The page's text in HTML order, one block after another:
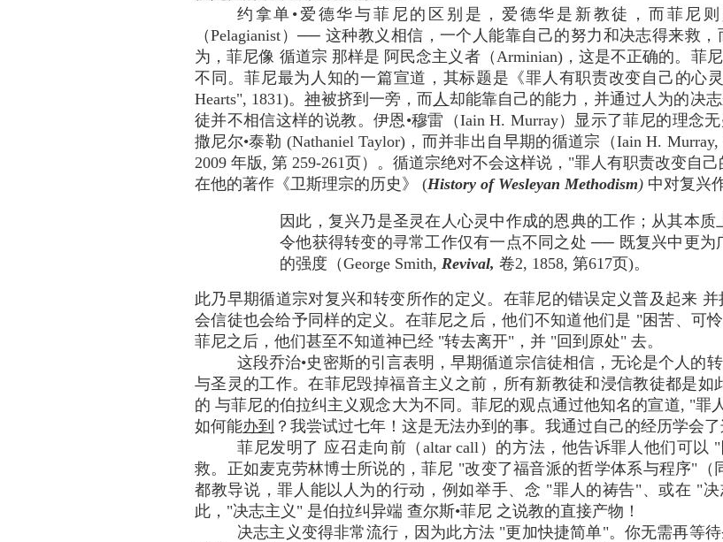
约拿单•爱德华与菲尼的区别是，爱德华是新教徒，而菲尼
（Pelagianist）── 这种教义相信，一个人能靠自己的努力和决志得来救
为，菲尼像 循道宗 那样是 阿民念主义者（Arminian)，这是不正确的。菲
不同。菲尼最为人知的一篇宣道，其标题是《罪人有职责改变自己的心灵
Hearts", 1831)。神被挤到一旁，而 人 却能靠自己的能力，并通过人为的决
徒并不相信这样的说教。伊恩•穆雷（Iain H. Murray）显示了菲尼的理念
撒尼尔•泰勒 (Nathaniel Taylor)，而并非出自早期的循道宗（Iain H. Murray,
2009 年版, 第 259-261页）。循道宗绝对不会这样说，"罪人有职责改变自己
在他的著作《卫斯理宗的历史》 (History of Wesleyan Methodism) 中对复兴
因此，复兴乃是圣灵在人心灵中作成的恩典的工作；从其本
令他获得转变的寻常工作仅有一点不同之处 ── 既复兴中更为
的强度（George Smith, Revival, 卷2, 1858, 第617页)。
此乃早期循道宗对复兴和转变所作的定义。在菲尼的错误定义普及起来
会信徒也会给予同样的定义。在菲尼之后，他们不知道他们是 "困苦、可
菲尼之后，他们甚至不知道神已经 "转去离开"，并 "回到原处" 去。
这段乔治•史密斯的引言表明，早期循道宗信徒相信，无论是个人的
与圣灵的工作。在菲尼毁掉福音主义之前，所有新教徒和浸信教徒都是
的 与菲尼的伯拉纠主义观念大为不同。菲尼的观点通过他知名的宣道, "罪
如何能办到 ？我尝试过七年！这是无法办到的事。我通过自己的经历学会了
菲尼发明了 应召走向前（altar call）的方法，他告诉罪人他们可以
救。正如麦克劳林博士所说的，菲尼 "改变了福音派的哲学体系与程序"（
都教导说，罪人能以人为的行动，例如举手、念 "罪人的祷告"、或在 "
此，"决志主义" 是伯拉纠异端 查尔斯•菲尼 之说教的直接产物！
决志主义变得非常流行，因为此方法 "更加快捷简单"。你无需再等